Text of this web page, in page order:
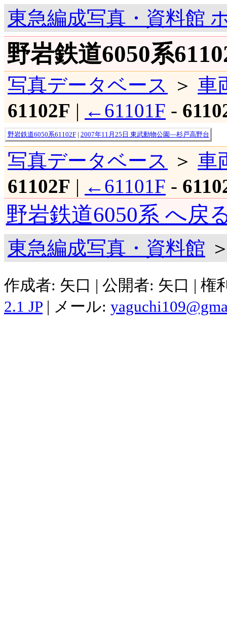
東急編成写真・資料館
野岩鉄道6050系
写真データベース ＞ 車
61102F | ←61101F -
野岩鉄道6050系61102F| 2007年11月25日 東武動物公園―杉戸高野台
写真データベース ＞ 車
61102F | ←61101F -
野岩鉄道6050系 へ戻
東急編成写真・資料館
作成者: 矢口 | 公開者: 矢口 |
2.1 JP | メール: